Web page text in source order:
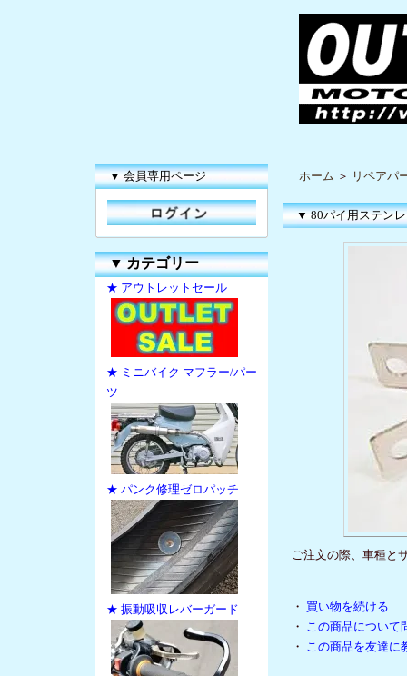
▼ 会員専用ページ
▼カテゴリー
★ アウトレットセール
★ ミニバイク マフラー/パー
ツ
★ パンク修理ゼロパッチ
★ 振動吸収レバーガード
ホーム ＞ リペアパ
▼ 80パイ用ステン
ご注文の際、車種と
・ 買い物を続ける
・ この商品について
・ この商品を友達に